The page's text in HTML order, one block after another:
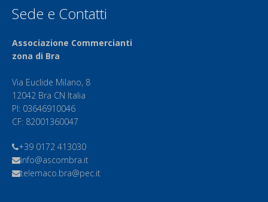
Sede e Contatti
Associazione Commercianti
zona di Bra
Via Euclide Milano, 8
12042 Bra CN Italia
PI: 03646910046
CF: 82001360047
+39 0172 413030
info@ascombra.it
telemaco.bra@pec.it